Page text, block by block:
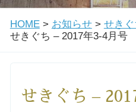
教会学校・中高生会
洗礼を希望される方
HOME> お知らせ> せきぐ
せきぐち – 2017年3-4月号
せきぐち –